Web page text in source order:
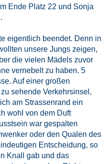
Ende Platz 22 und Sonja
eigentlich beendet. Denn in
unsere Jungs zeigen,
die vielen Mädels zuvor
vernebelt zu haben. 5
Auf einer großen
sehende Verkehrsinsel,
am Strassenrand ein
wohl von dem Duft
war gespalten
oder den Qualen des
Entscheidung, so
Knall gab und das